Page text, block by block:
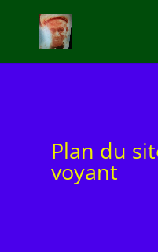
Plan du
voyant